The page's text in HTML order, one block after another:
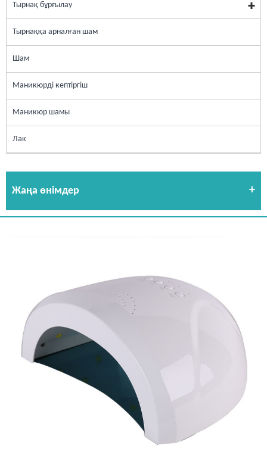
Тырнақ бұрғылау
Тырнаққа арналған шам
Шам
Маникюрді кептіргіш
Маникюр шамы
Лак
Жаңа өнімдер